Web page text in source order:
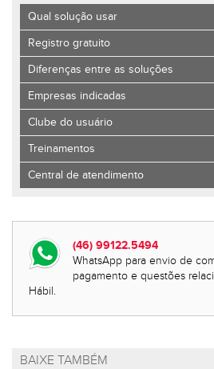
Qual solução usar
Registro gratuito
Diferenças entre as soluções
Empresas indicadas
Clube do usuário
Treinamentos
Central de atendimento
(46) 99122.5494
WhatsApp para envio de
pagamento e questões
Hábil.
BAIXE TAMBÉM